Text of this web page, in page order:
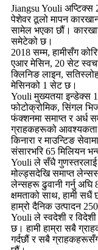
Jiangsu Youli अप्टिक्स
पेशेवर ठूलो मापन
सामेल भएका छौं।
समेटेको छ।
2018 सम्म, हामीसँग
एआर मेसिन, 20 सेट
क्लिनिङ लाइन,
मेसिनको 1 सेट छ।
Youli मुख्यतया इन्डेक्स
फोटोक्रोमिक, सिंगल
फंक्शनमा समाप्त र अर्ध
ग्राहकहरूको आवश्यकता
किनारा र माउन्टिङ
संसारभरि 65 मिलियन
Youli ले सँधै गुणस्तरलाई
मोल्ड्सदेखि समाप्त
लेन्सहरू ढुवानी गर्नु अघि
क्षमताको साथ, हामी सधैं
हाम्रो दैनिक उत्पादन
Youli ले स्वदेशी र विदेशी
छ। हामी हाम्रा सबै
गर्दछौं र सबै ग्राहकहरूसँग